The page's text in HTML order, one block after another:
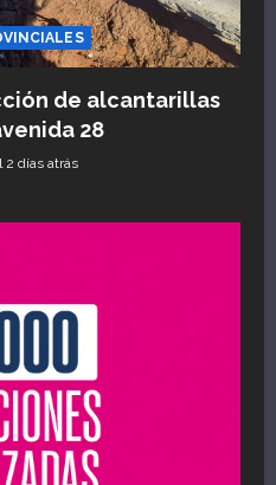
de alcantarillas
28
2 días atrás